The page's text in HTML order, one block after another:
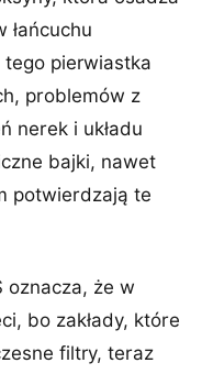
łańcuchu
pierwiastka
problemów z
nerek i układu
bajki, nawet
potwierdzają te
oznacza, że w
bo zakłady, które
filtry, teraz